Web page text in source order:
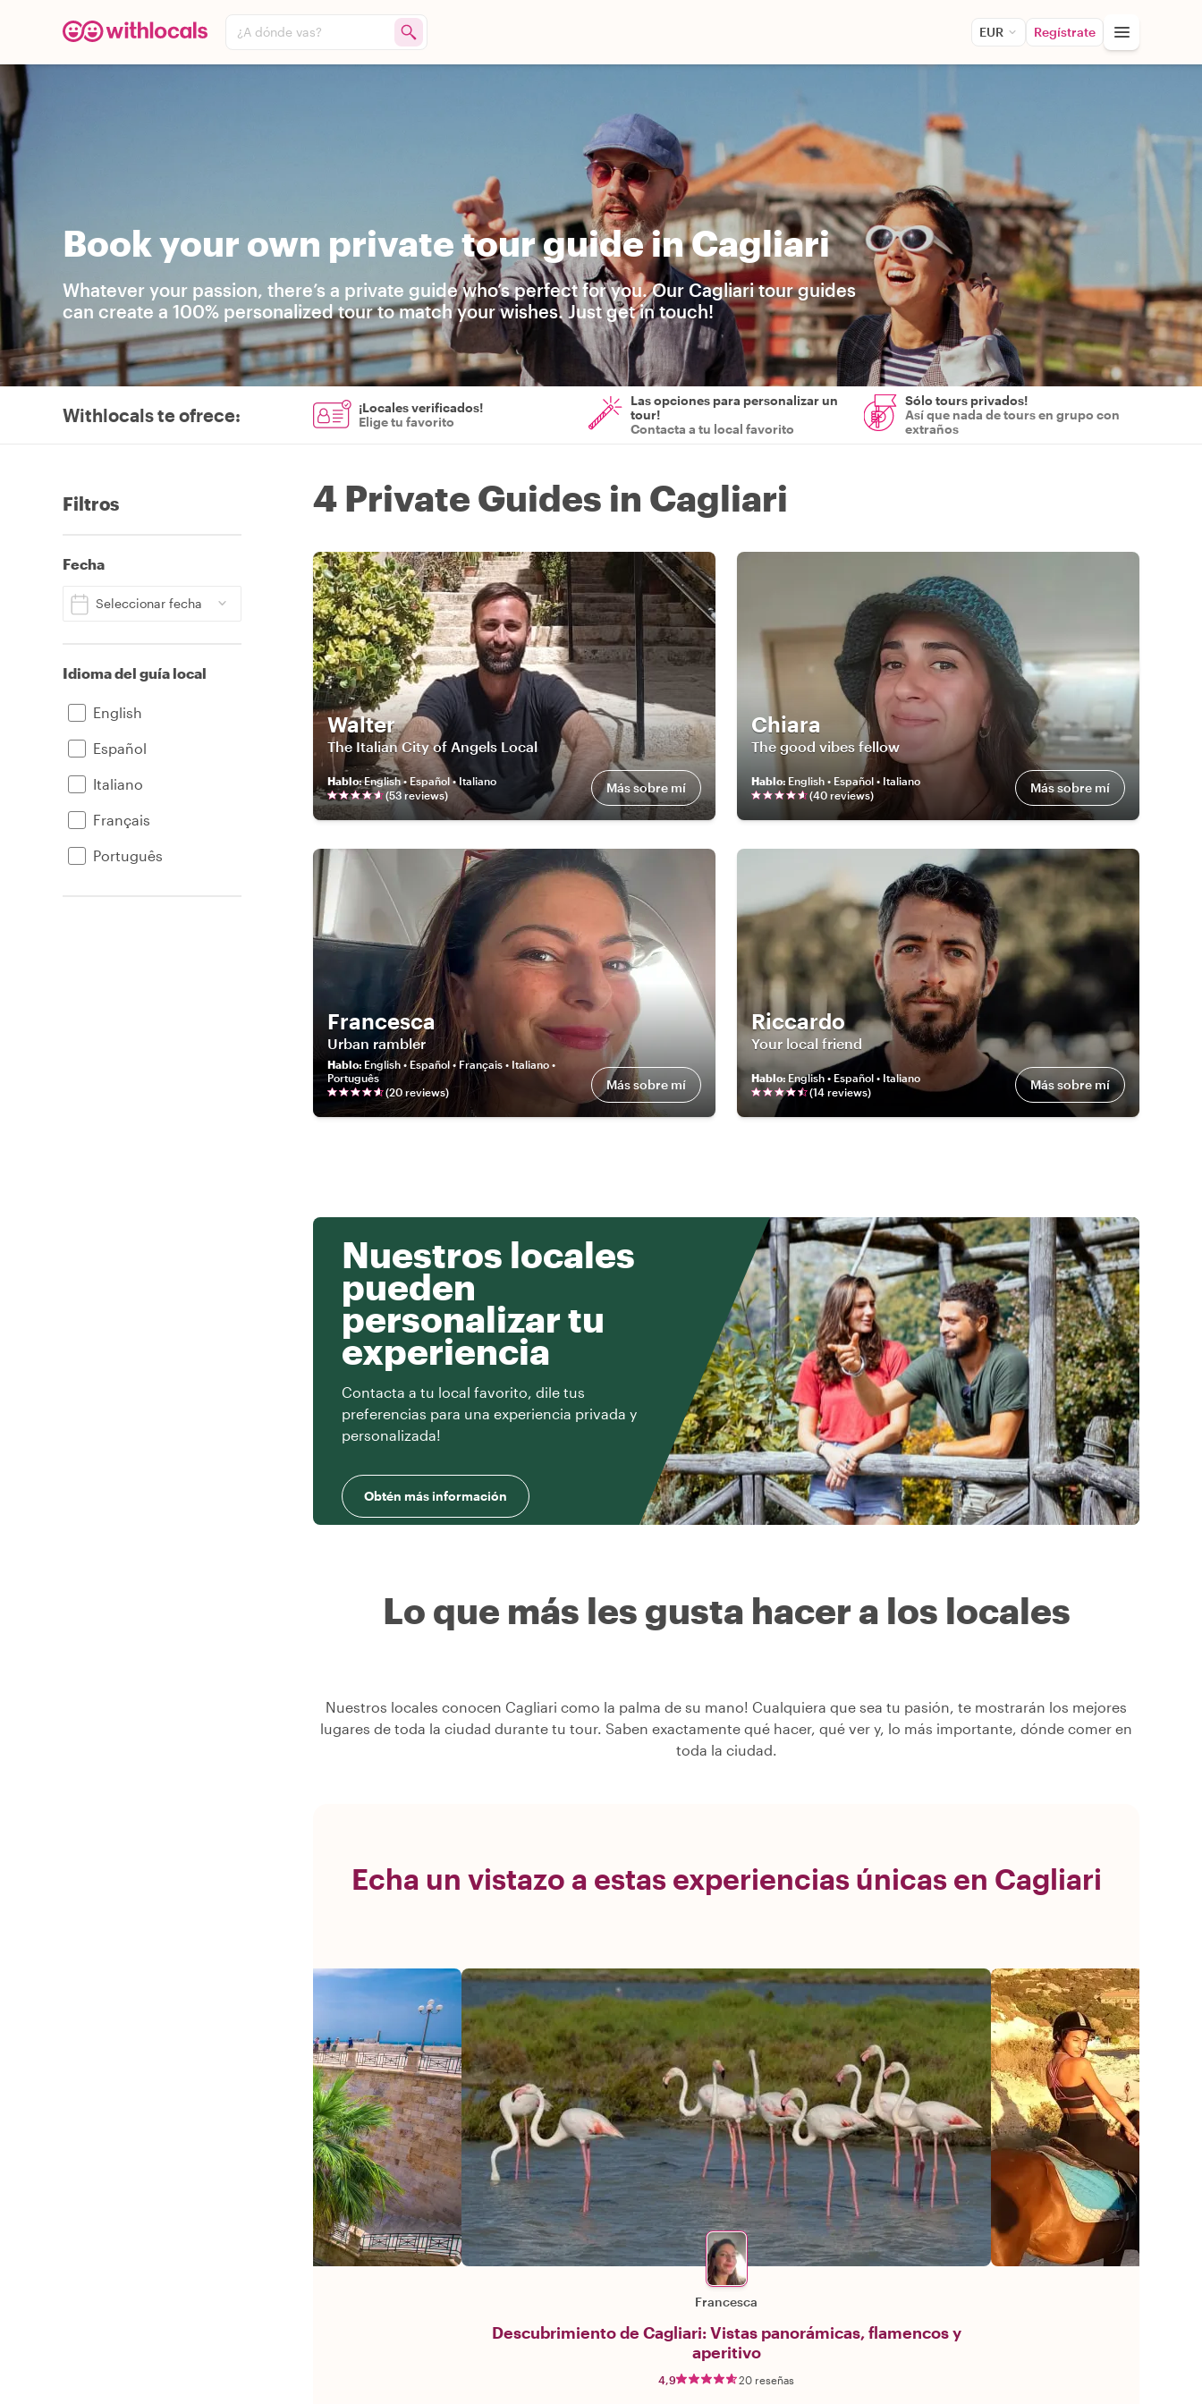
¿A dónde vas? EUR Regístrate
Book your own private tour guide in Cagliari
Whatever your passion, there’s a private guide who’s perfect for you. Our Cagliari tour guides
can create a 100% personalized tour to match your wishes. Just get in touch!
Withlocals te ofrece:
¡Locales verificados!
Elige tu favorito
Las opciones para personalizar un
tour!
Contacta a tu local favorito
Sólo tours privados!
Así que nada de tours en grupo con
extraños
Filtros
Fecha
Seleccionar fecha
Idioma del guía local
English
Español
Italiano
Français
Português
4 Private Guides in Cagliari
Walter
The Italian City of Angels Local
Hablo:English • Español • Italiano
(53 reviews) Más sobre mí
Chiara
The good vibes fellow
Hablo: English • Español • Italiano
(40 reviews) Más sobre mí
Francesca
Urban rambler
Hablo: English • Español • Français • Italiano •
Português
(20reviews) Más sobre mí
Riccardo
Your local friend
Hablo: English • Español • Italiano
(14 reviews) Más sobre mí
Nuestros locales
pueden
personalizar tu
experiencia
Contacta a tu local favorito, dile tus
preferencias para una experiencia privada y
personalizada!
Obtén más información
Lo que más les gusta hacer a los locales
Nuestros locales conocen Cagliari como la palma de su mano! Cualquiera que sea tu pasión, te mostrarán los mejores
lugares de toda la ciudad durante tu tour. Saben exactamente qué hacer, qué ver y, lo más importante, dónde comer en
toda la ciudad.
Echa un vistazo a estas experiencias únicas en Cagliari
Francesca
Descubrimiento de Cagliari: Vistas panorámicas, flamencos y
aperitivo
4,9 20 reseñas